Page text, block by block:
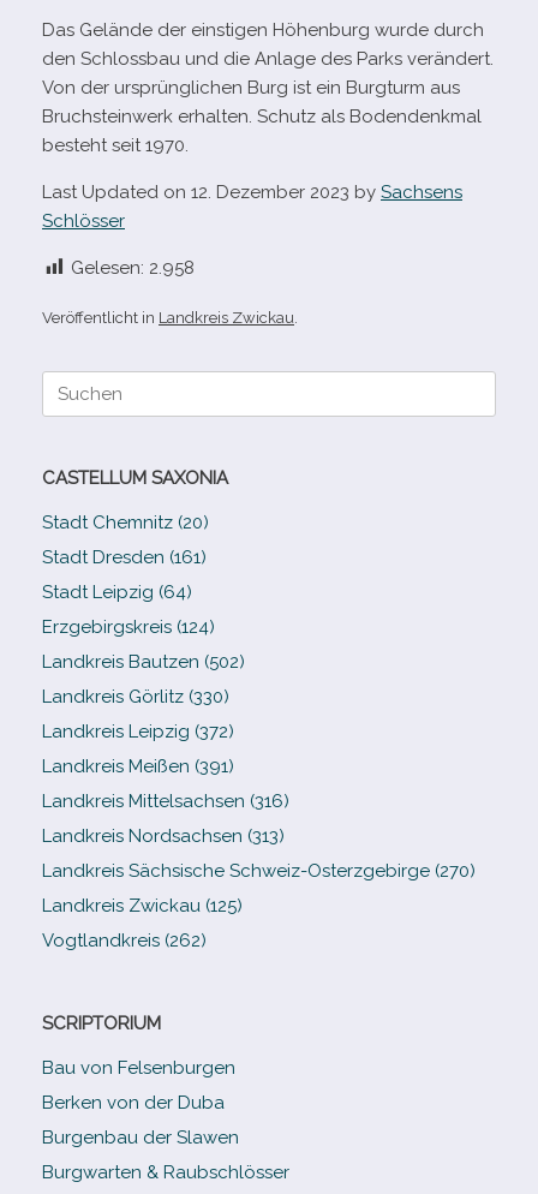
Das Gelände der eins­ti­gen Höhenburg wurde durch
den Schlossbau und die Anlage des Parks ver­än­dert.
Von der ursprüng­li­chen Burg ist ein Burgturm aus
Bruchsteinwerk erhal­ten. Schutz als Bodendenkmal
besteht seit 1970.
Last Updated on 12. Dezember 2023 by Sachsens
Schlösser
Gelesen: 2.958
Veröffentlicht in Landkreis Zwickau
Suche
CASTELLUM SAXONIA
Stadt Chemnitz (20)
Stadt Dresden (161)
Stadt Leipzig (64)
Erzgebirgskreis (124)
Landkreis Bautzen (502)
Landkreis Görlitz (330)
Landkreis Leipzig (372)
Landkreis Meißen (391)
Landkreis Mittelsachsen (316)
Landkreis Nordsachsen (313)
Landkreis Sächsische Schweiz-​Osterzgebirge (270)
Landkreis Zwickau (125)
Vogtlandkreis (262)
SCRIPTORIUM
Bau von Felsenburgen
Berken von der Duba
Burgenbau der Slawen
Burgwarten & Raubschlösser